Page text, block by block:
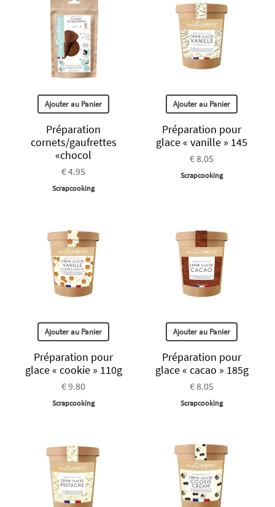
Ajouter au Panier
Préparation
cornets/gaufrettes
«chocol
€ 4.95
Scrapcooking
Ajouter au Panier
Préparation pour
glace « vanille » 145
€ 8.05
Scrapcooking
Ajouter au Panier
Préparation pour
glace « cookie » 110g
€ 9.80
Scrapcooking
Ajouter au Panier
Préparation pour
glace « cacao » 185g
€ 8.05
Scrapcooking